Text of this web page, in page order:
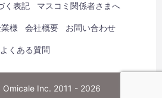
く表記 マスコミ関係者さまへ
様 会社概要 お問い合わせ
よくある質問
Inc. 2011 - 2026